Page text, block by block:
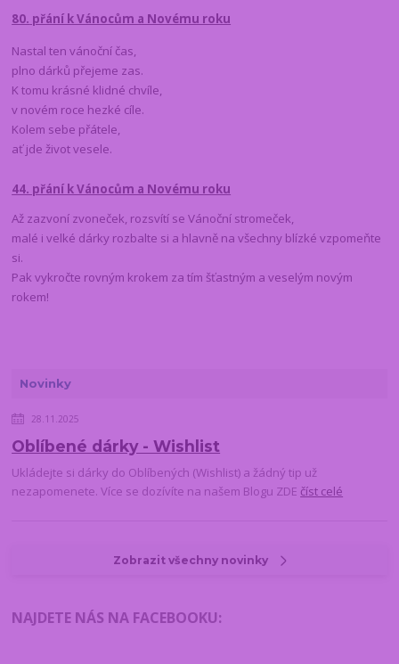
Novinky
28.11.2025
Oblíbené dárky - Wishlist
Ukládejte si dárky do Oblíbených (Wishlist) a žádný tip už
nezapomenete. Více se dozívíte na našem Blogu ZDE číst celé
Zobrazit všechny novinky
NAJDETE NÁS NA FACEBOOKU:
80. přání k Vánocům a Novému roku
Nastal ten vánoční čas,
plno dárků přejeme zas.
K tomu krásné klidné chvíle,
v novém roce hezké cíle.
Kolem sebe přátele,
ať jde život vesele.
44. přání k Vánocům a Novému roku
Až zazvoní zvoneček, rozsvítí se Vánoční stromeček,
malé i velké dárky rozbalte si a hlavně na všechny blízké vzpomeňte
si.
Pak vykročte rovným krokem za tím šťastným a veselým novým
rokem!